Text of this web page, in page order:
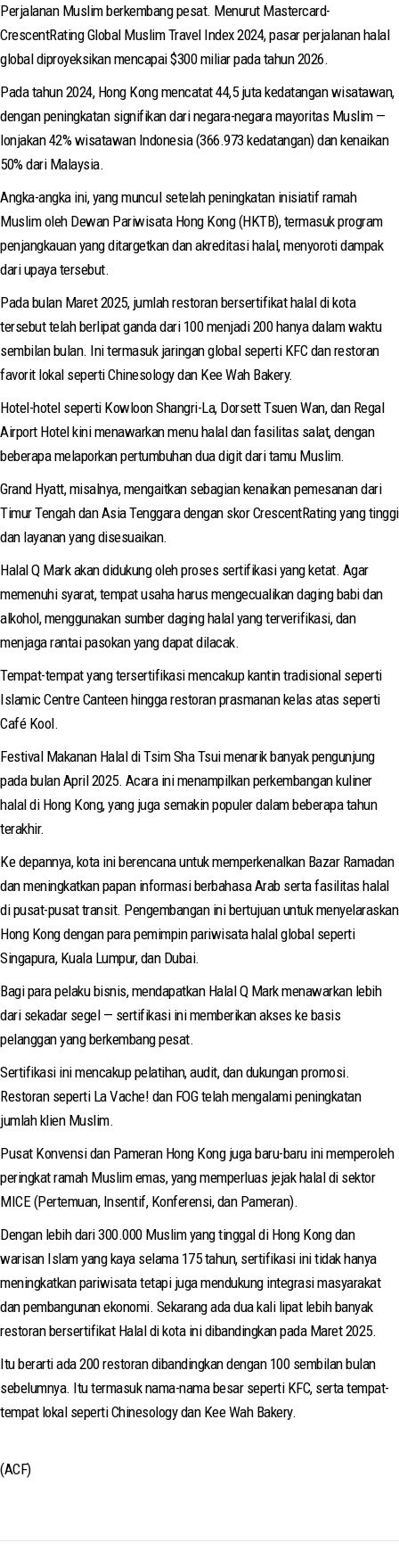
Perjalanan Muslim berkembang pesat. Menurut Mastercard-
CrescentRating Global Muslim Travel Index 2024, pasar perjalanan halal
global diproyeksikan mencapai $300 miliar pada tahun 2026.
Pada tahun 2024, Hong Kong mencatat 44,5 juta kedatangan wisatawan,
dengan peningkatan signifikan dari negara-negara mayoritas Muslim —
lonjakan 42% wisatawan Indonesia (366.973 kedatangan) dan kenaikan
50% dari Malaysia.
Angka-angka ini, yang muncul setelah peningkatan inisiatif ramah
Muslim oleh Dewan Pariwisata Hong Kong (HKTB), termasuk program
penjangkauan yang ditargetkan dan akreditasi halal, menyoroti dampak
dari upaya tersebut.
Pada bulan Maret 2025, jumlah restoran bersertifikat halal di kota
tersebut telah berlipat ganda dari 100 menjadi 200 hanya dalam waktu
sembilan bulan. Ini termasuk jaringan global seperti KFC dan restoran
favorit lokal seperti Chinesology dan Kee Wah Bakery.
Hotel-hotel seperti Kowloon Shangri-La, Dorsett Tsuen Wan, dan Regal
Airport Hotel kini menawarkan menu halal dan fasilitas salat, dengan
beberapa melaporkan pertumbuhan dua digit dari tamu Muslim.
Grand Hyatt, misalnya, mengaitkan sebagian kenaikan pemesanan dari
Timur Tengah dan Asia Tenggara dengan skor CrescentRating yang tinggi
dan layanan yang disesuaikan.
Halal Q Mark akan didukung oleh proses sertifikasi yang ketat. Agar
memenuhi syarat, tempat usaha harus mengecualikan daging babi dan
alkohol, menggunakan sumber daging halal yang terverifikasi, dan
menjaga rantai pasokan yang dapat dilacak.
Tempat-tempat yang tersertifikasi mencakup kantin tradisional seperti
Islamic Centre Canteen hingga restoran prasmanan kelas atas seperti
Café Kool.
Festival Makanan Halal di Tsim Sha Tsui menarik banyak pengunjung
pada bulan April 2025. Acara ini menampilkan perkembangan kuliner
halal di Hong Kong, yang juga semakin populer dalam beberapa tahun
terakhir.
Ke depannya, kota ini berencana untuk memperkenalkan Bazar Ramadan
dan meningkatkan papan informasi berbahasa Arab serta fasilitas halal
di pusat-pusat transit. Pengembangan ini bertujuan untuk menyelaraskan
Hong Kong dengan para pemimpin pariwisata halal global seperti
Singapura, Kuala Lumpur, dan Dubai.
Bagi para pelaku bisnis, mendapatkan Halal Q Mark menawarkan lebih
dari sekadar segel — sertifikasi ini memberikan akses ke basis
pelanggan yang berkembang pesat.
Sertifikasi ini mencakup pelatihan, audit, dan dukungan promosi.
Restoran seperti La Vache! dan FOG telah mengalami peningkatan
jumlah klien Muslim.
Pusat Konvensi dan Pameran Hong Kong juga baru-baru ini memperoleh
peringkat ramah Muslim emas, yang memperluas jejak halal di sektor
MICE (Pertemuan, Insentif, Konferensi, dan Pameran).
Dengan lebih dari 300.000 Muslim yang tinggal di Hong Kong dan
warisan Islam yang kaya selama 175 tahun, sertifikasi ini tidak hanya
meningkatkan pariwisata tetapi juga mendukung integrasi masyarakat
dan pembangunan ekonomi. Sekarang ada dua kali lipat lebih banyak
restoran bersertifikat Halal di kota ini dibandingkan pada Maret 2025.
Itu berarti ada 200 restoran dibandingkan dengan 100 sembilan bulan
sebelumnya. Itu termasuk nama-nama besar seperti KFC, serta tempat-
tempat lokal seperti Chinesology dan Kee Wah Bakery.
(ACF)